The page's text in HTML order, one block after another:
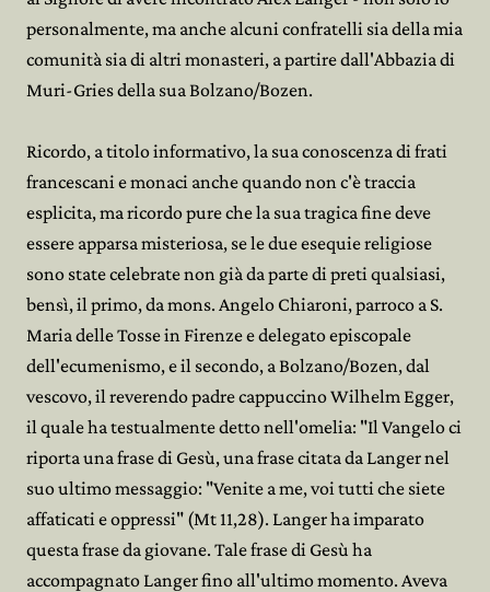
personalmente, ma anche alcuni confratelli sia della mia
comunità sia di altri monasteri, a partire dall'Abbazia di
Muri-Gries della sua Bolzano/Bozen.
Ricordo, a titolo informativo, la sua conoscenza di frati
francescani e monaci anche quando non c'è traccia
esplicita, ma ricordo pure che la sua tragica fine deve
essere apparsa misteriosa, se le due esequie religiose
sono state celebrate non già da parte di preti qualsiasi,
bensì, il primo, da mons. Angelo Chiaroni, parroco a S.
Maria delle Tosse in Firenze e delegato episcopale
dell'ecumenismo, e il secondo, a Bolzano/Bozen, dal
vescovo, il reverendo padre cappuccino Wilhelm Egger,
il quale ha testualmente detto nell'omelia: "Il Vangelo ci
riporta una frase di Gesù, una frase citata da Langer nel
suo ultimo messaggio: "Venite a me, voi tutti che siete
affaticati e oppressi" (Mt 11,28). Langer ha imparato
questa frase da giovane. Tale frase di Gesù ha
accompagnato Langer fino all'ultimo momento. Aveva